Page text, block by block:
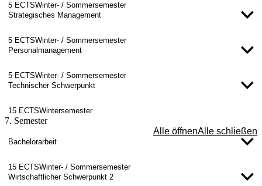
5 ECTSWinter- / Sommersemester
Strategisches Management
5 ECTSWinter- / Sommersemester
Personalmanagement
5 ECTSWinter- / Sommersemester
Technischer Schwerpunkt
15 ECTSWintersemester
7. Semester
Alle öffnenAlle schließen
Bachelorarbeit
15 ECTSWinter- / Sommersemester
Wirtschaftlicher Schwerpunkt 2